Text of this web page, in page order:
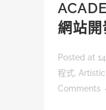
網站開
Posted at
程式, Artistic
Comments